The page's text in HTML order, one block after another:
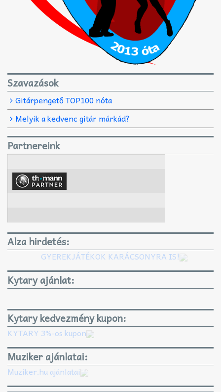
Szavazások
Gitárpengető TOP100 nóta
Melyik a kedvenc gitár márkád?
Partnereink
Alza hirdetés:
GYEREKJÁTÉKOK KARÁCSONYRA IS!
Kytary ajánlat:
Kytary kedvezmény kupon:
KYTARY 3%-os kupon
Muziker ajánlatai:
Muziker.hu ajánlatai